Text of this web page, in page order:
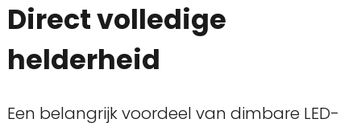
Direct volledige
helderheid
Een belangrijk voordeel van dimbare LED-